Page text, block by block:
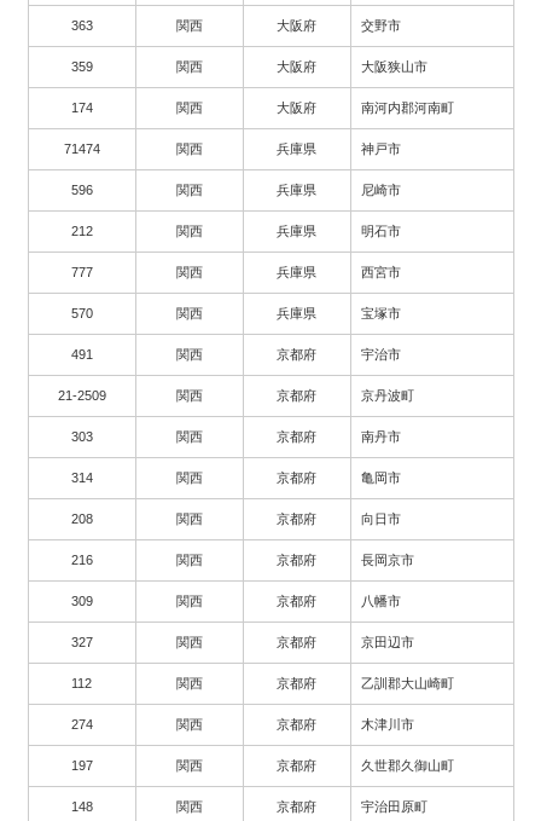
363 関西 大阪府 交野市
359 関西 大阪府 大阪狭山市
174 関西 大阪府 南河内郡河南町
71474 関西 兵庫県 神戸市
596 関西 兵庫県 尼崎市
212 関西 兵庫県 明石市
777 関西 兵庫県 西宮市
570 関西 兵庫県 宝塚市
491 関西 京都府 宇治市
21-2509 関西 京都府 京丹波町
303 関西 京都府 南丹市
314 関西 京都府 亀岡市
208 関西 京都府 向日市
216 関西 京都府 長岡京市
309 関西 京都府 八幡市
327 関西 京都府 京田辺市
112 関西 京都府 乙訓郡大山崎町
274 関西 京都府 木津川市
197 関西 京都府 久世郡久御山町
148 関西 京都府 宇治田原町